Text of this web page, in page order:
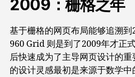
2009：栅格之年
基于栅格的网页布局能够追溯
960 Grid 则是到了2009年才正
后快速成为了主导网页设计的
的设计灵感最初是来源于数学